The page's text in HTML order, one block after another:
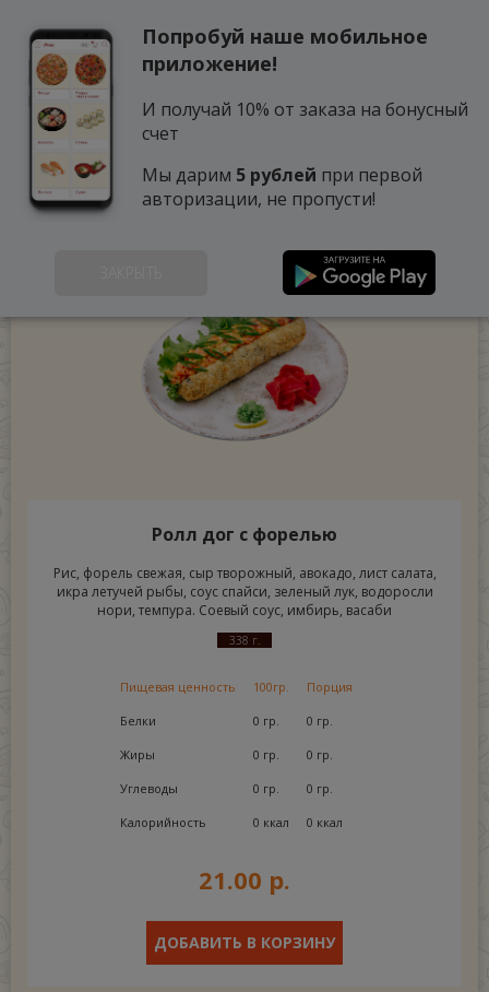
Ролл дог с форелью
Рис, форель свежая, сыр творожный, авокадо, лист салата,
икра летучей рыбы, соус спайси, зеленый лук, водоросли
нори, темпура. Соевый соус, имбирь, васаби
338 г.
Пищевая ценность 100гр. Порция
Белки 0 гр. 0 гр.
Жиры 0 гр. 0 гр.
Углеводы 0 гр. 0 гр.
Калорийность 0 ккал 0 ккал
21.00 р.
ДОБАВИТЬ В КОРЗИНУ
Попробуй наше мобильное
приложение!
И получай 10% от заказа на бонусный
счет
Мы дарим 5 рублей при первой
авторизации, не пропусти!